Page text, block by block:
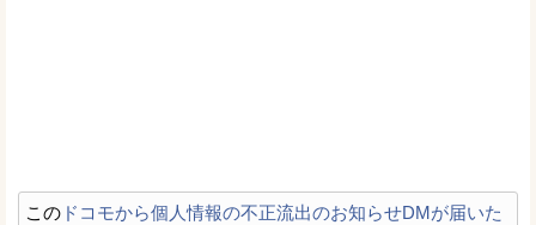
この ドコモから個人情報の不正流出のお知らせDMが届いた